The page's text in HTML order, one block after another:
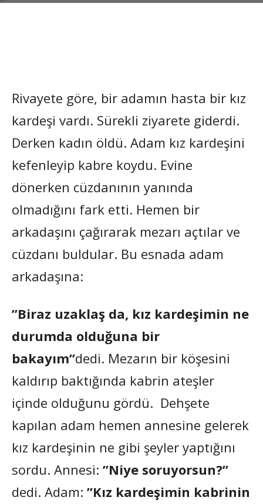
Rivayete göre, bir adamın hasta bir kız
kardeşi vardı. Sürekli ziyarete giderdi.
Derken kadın öldü. Adam kız kardeşini
kefenleyip kabre koydu. Evine
dönerken cüzdanının yanında
olmadığını fark etti. Hemen bir
arkadaşını çağırarak mezarı açtılar ve
cüzdanı buldular. Bu esnada adam
arkadaşına:
”Biraz uzaklaş da, kız kardeşimin ne
durumda olduğuna bir
bakayım”dedi. Mezarın bir köşesini
kaldırıp baktığında kabrin ateşler
içinde olduğunu gördü. Dehşete
kapılan adam hemen annesine gelerek
kız kardeşinin ne gibi şeyler yaptığını
sordu. Annesi: ”Niye soruyorsun?”
dedi. Adam: ”Kız kardeşimin kabrinin